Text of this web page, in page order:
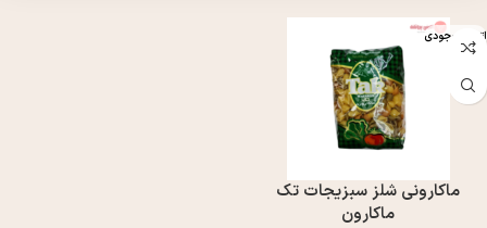
اتمام موجودی
ماکارونی شلز سبزیجات تک
ماکارون